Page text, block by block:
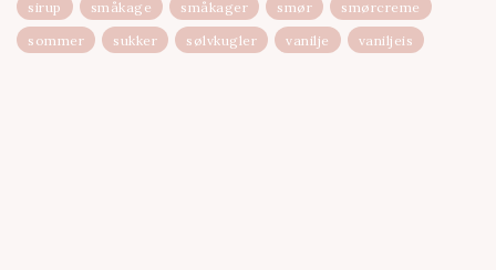
sirup
småkage småkager smør
smørcreme
sommer
sukker sølvkugler vanilje vaniljeis